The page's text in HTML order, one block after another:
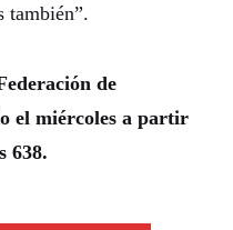
también”.
de
el miércoles a partir
638.